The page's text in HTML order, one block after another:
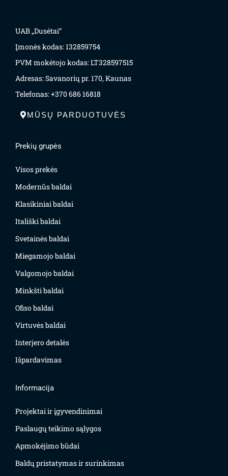
UAB „Dusėtai“
Įmonės kodas: 132859754
PVM mokėtojo kodas: LT328597515
Adresas: Savanorių pr. 170, Kaunas
Telefonas: +370 686 16818
MŪSŲ PARDUOTUVĖS
Prekių grupės
Visos prekės
Modernūs baldai
Klasikiniai baldai
Itališki baldai
Svetainės baldai
Miegamojo baldai
Valgomojo baldai
Minkšti baldai
Ofiso baldai
Virtuvės baldai
Interjero detalės
Išpardavimas
Informacija
Projektai ir įgyvendinimai
Paslaugų teikimo sąlygos
Apmokėjimo būdai
Baldų pristatymas ir surinkimas